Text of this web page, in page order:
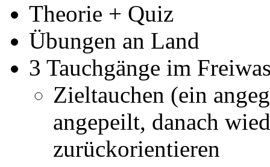
Theorie + Quiz
Übungen an Land
3 Tauchgänge im
Zieltauchen (ein
angepeilt, danach
zurückorientieren